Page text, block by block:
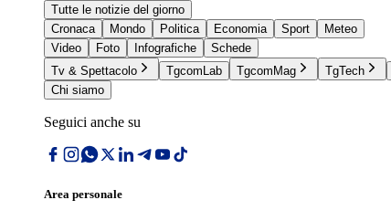
Tutte le notizie del giorno
Cronaca
Mondo Politica Economia Sport
Meteo
Video
Foto Infografiche
Schede
Tv & Spettacolo
TgcomLab TgcomMag TgTech
Chi siamo
Seguici anche su
Area personale